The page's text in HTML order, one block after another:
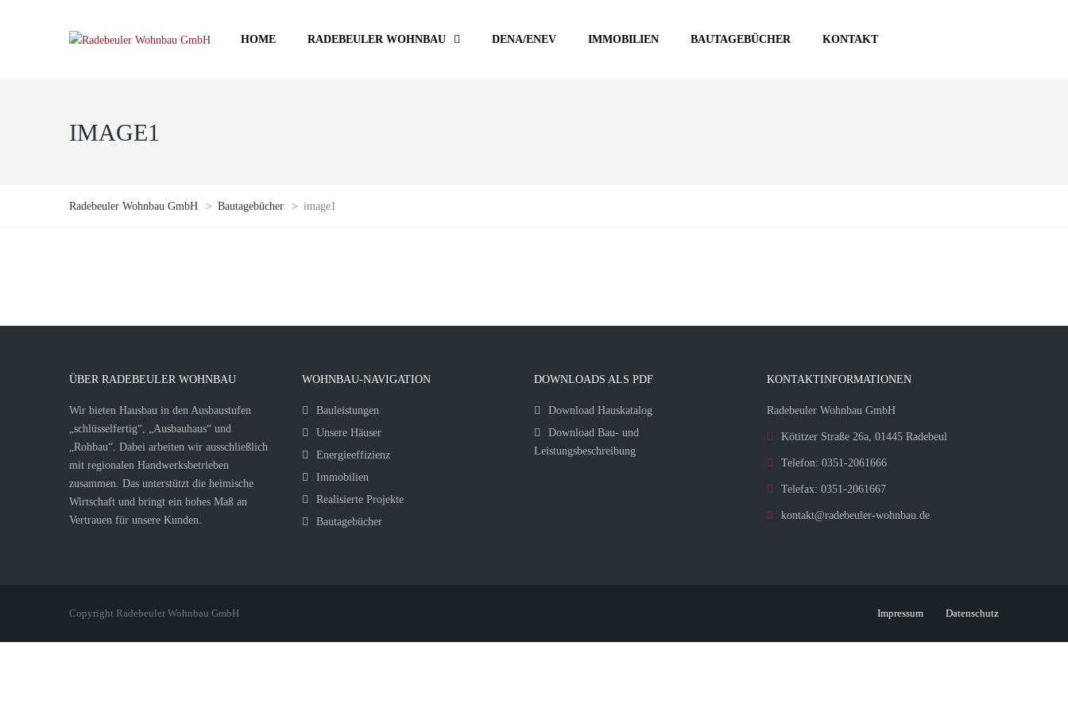
HOME RADEBEULER WOHNBAU DENA/ENEV IMMOBILIEN BAUTAGEBÜCHER KONTAKT
IMAGE1
Radebeuler Wohnbau GmbH > Bautagebücher > image1
ÜBER RADEBEULER WOHNBAU
Wir bieten Hausbau in den Ausbaustufen
„schlüsselfertig“, „Ausbauhaus“ und
„Rohbau“. Dabei arbeiten wir ausschließlich
mit regionalen Handwerksbetrieben
zusammen. Das unterstützt die heimische
Wirtschaft und bringt ein hohes Maß an
Vertrauen für unsere Kunden.
WOHNBAU-NAVIGATION
Bauleistungen
Unsere Häuser
Energieeffizienz
Immobilien
Realisierte Projekte
Bautagebücher
DOWNLOADS ALS PDF
Download Hauskatalog
Download Bau- und
Leistungsbeschreibung
KONTAKTINFORMATIONEN
Radebeuler Wohnbau GmbH
Kötitzer Straße 26a, 01445 Radebeul
Telefon: 0351-2061666
Telefax: 0351-2061667
kontakt@radebeuler-wohnbau.de
Copyright Radebeuler Wohnbau GmbH Impressum Datenschutz